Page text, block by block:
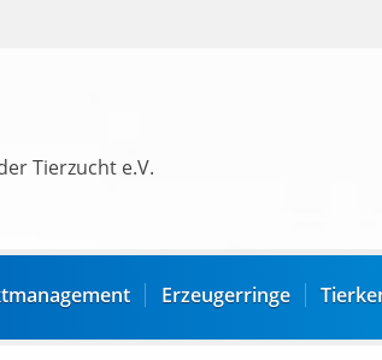
Tierzucht e.V.
Erzeugerringe